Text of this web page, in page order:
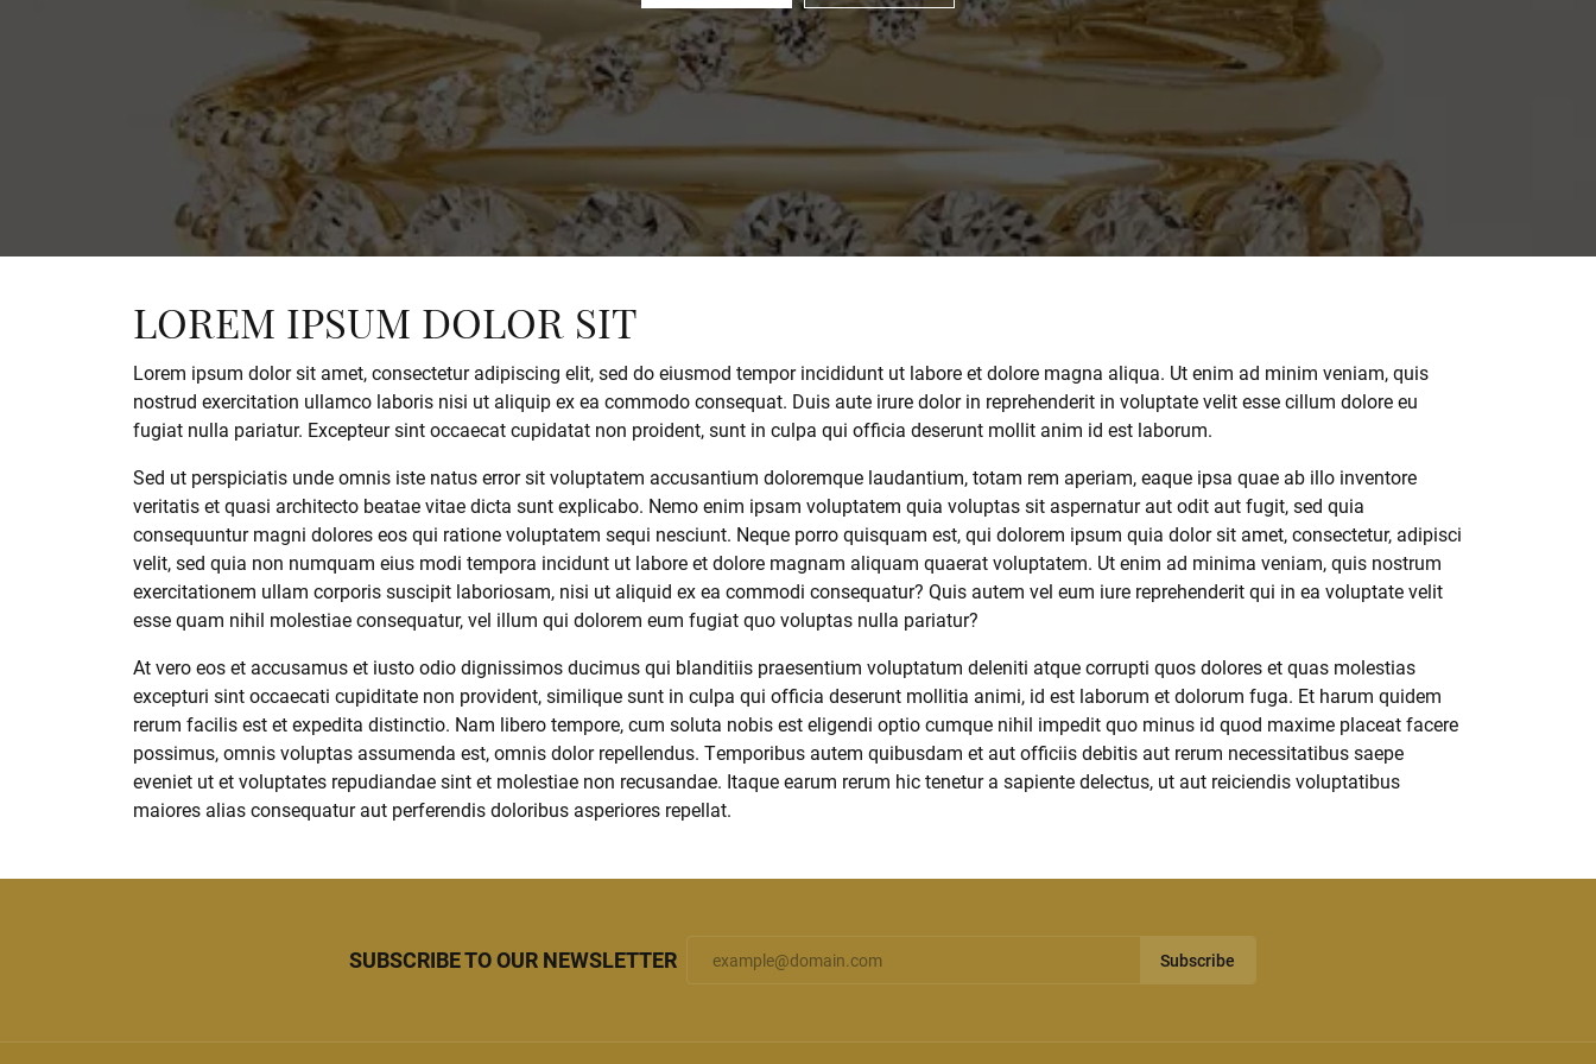
Custom Bridal Jewelry
Build Your Own Ring
Build Your Own Band
Ring Resizing
Jewelry Restoration
Marquise
Heart
Fashion Rings
Earrings
Necklaces & Pendants
Diamond Jewelry
Fashion Rings
Earrings
Necklaces & Pendants
Bracelets
Stud Earrings
Hoop Earrings
Tennis Bracelets
Bolo Bracelets
Charms
LOREM IPSUM DOLOR SIT
Lorem ipsum dolor sit amet, consectetur adipiscing elit, sed do eiusmod tempor incididunt ut labore et dolore magna aliqua. Ut enim ad minim veniam, quis
nostrud exercitation ullamco laboris nisi ut aliquip ex ea commodo consequat. Duis aute irure dolor in reprehenderit in voluptate velit esse cillum dolore eu
fugiat nulla pariatur. Excepteur sint occaecat cupidatat non proident, sunt in culpa qui officia deserunt mollit anim id est laborum.
Sed ut perspiciatis unde omnis iste natus error sit voluptatem accusantium doloremque laudantium, totam rem aperiam, eaque ipsa quae ab illo inventore
veritatis et quasi architecto beatae vitae dicta sunt explicabo. Nemo enim ipsam voluptatem quia voluptas sit aspernatur aut odit aut fugit, sed quia
consequuntur magni dolores eos qui ratione voluptatem sequi nesciunt. Neque porro quisquam est, qui dolorem ipsum quia dolor sit amet, consectetur, adipisci
velit, sed quia non numquam eius modi tempora incidunt ut labore et dolore magnam aliquam quaerat voluptatem. Ut enim ad minima veniam, quis nostrum
exercitationem ullam corporis suscipit laboriosam, nisi ut aliquid ex ea commodi consequatur? Quis autem vel eum iure reprehenderit qui in ea voluptate velit
esse quam nihil molestiae consequatur, vel illum qui dolorem eum fugiat quo voluptas nulla pariatur?
At vero eos et accusamus et iusto odio dignissimos ducimus qui blanditiis praesentium voluptatum deleniti atque corrupti quos dolores et quas molestias
excepturi sint occaecati cupiditate non provident, similique sunt in culpa qui officia deserunt mollitia animi, id est laborum et dolorum fuga. Et harum quidem
rerum facilis est et expedita distinctio. Nam libero tempore, cum soluta nobis est eligendi optio cumque nihil impedit quo minus id quod maxime placeat facere
possimus, omnis voluptas assumenda est, omnis dolor repellendus. Temporibus autem quibusdam et aut officiis debitis aut rerum necessitatibus saepe
eveniet ut et voluptates repudiandae sint et molestiae non recusandae. Itaque earum rerum hic tenetur a sapiente delectus, ut aut reiciendis voluptatibus
maiores alias consequatur aut perferendis doloribus asperiores repellat.
SUBSCRIBE TO OUR NEWSLETTER Subscribe